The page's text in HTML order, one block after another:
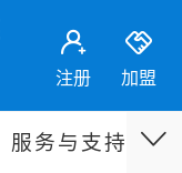
注册 加盟
服务与支持 伙